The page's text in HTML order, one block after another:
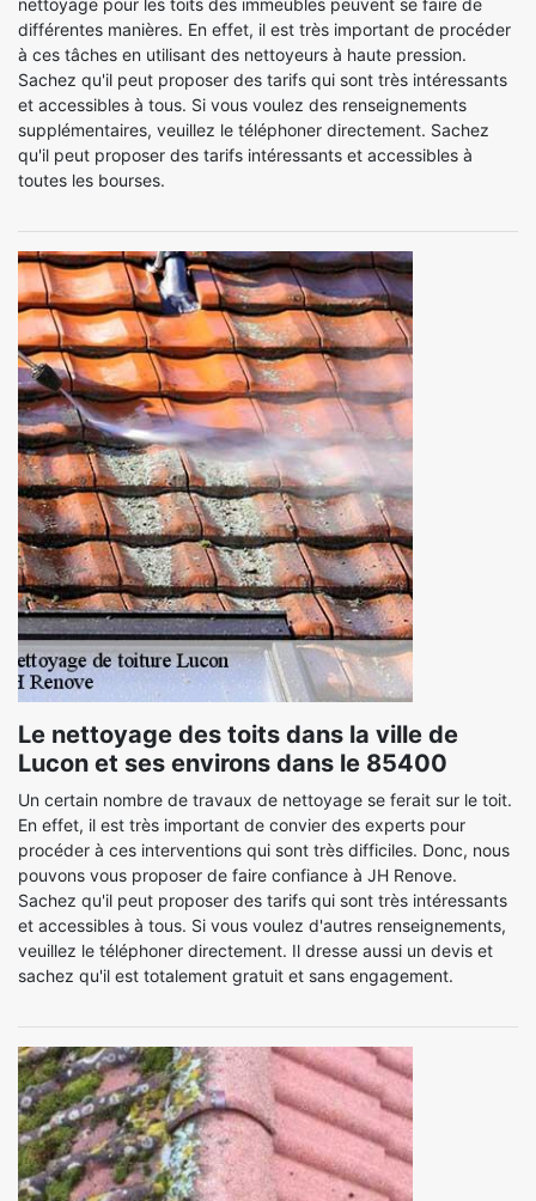
nettoyage pour les toits des immeubles peuvent se faire de
différentes manières. En effet, il est très important de procéder
à ces tâches en utilisant des nettoyeurs à haute pression.
Sachez qu'il peut proposer des tarifs qui sont très intéressants
et accessibles à tous. Si vous voulez des renseignements
supplémentaires, veuillez le téléphoner directement. Sachez
qu'il peut proposer des tarifs intéressants et accessibles à
toutes les bourses.
Le nettoyage des toits dans la ville de
Lucon et ses environs dans le 85400
Un certain nombre de travaux de nettoyage se ferait sur le toit.
En effet, il est très important de convier des experts pour
procéder à ces interventions qui sont très difficiles. Donc, nous
pouvons vous proposer de faire confiance à JH Renove.
Sachez qu'il peut proposer des tarifs qui sont très intéressants
et accessibles à tous. Si vous voulez d'autres renseignements,
veuillez le téléphoner directement. Il dresse aussi un devis et
sachez qu'il est totalement gratuit et sans engagement.